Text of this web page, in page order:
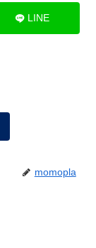
LINE
momopla